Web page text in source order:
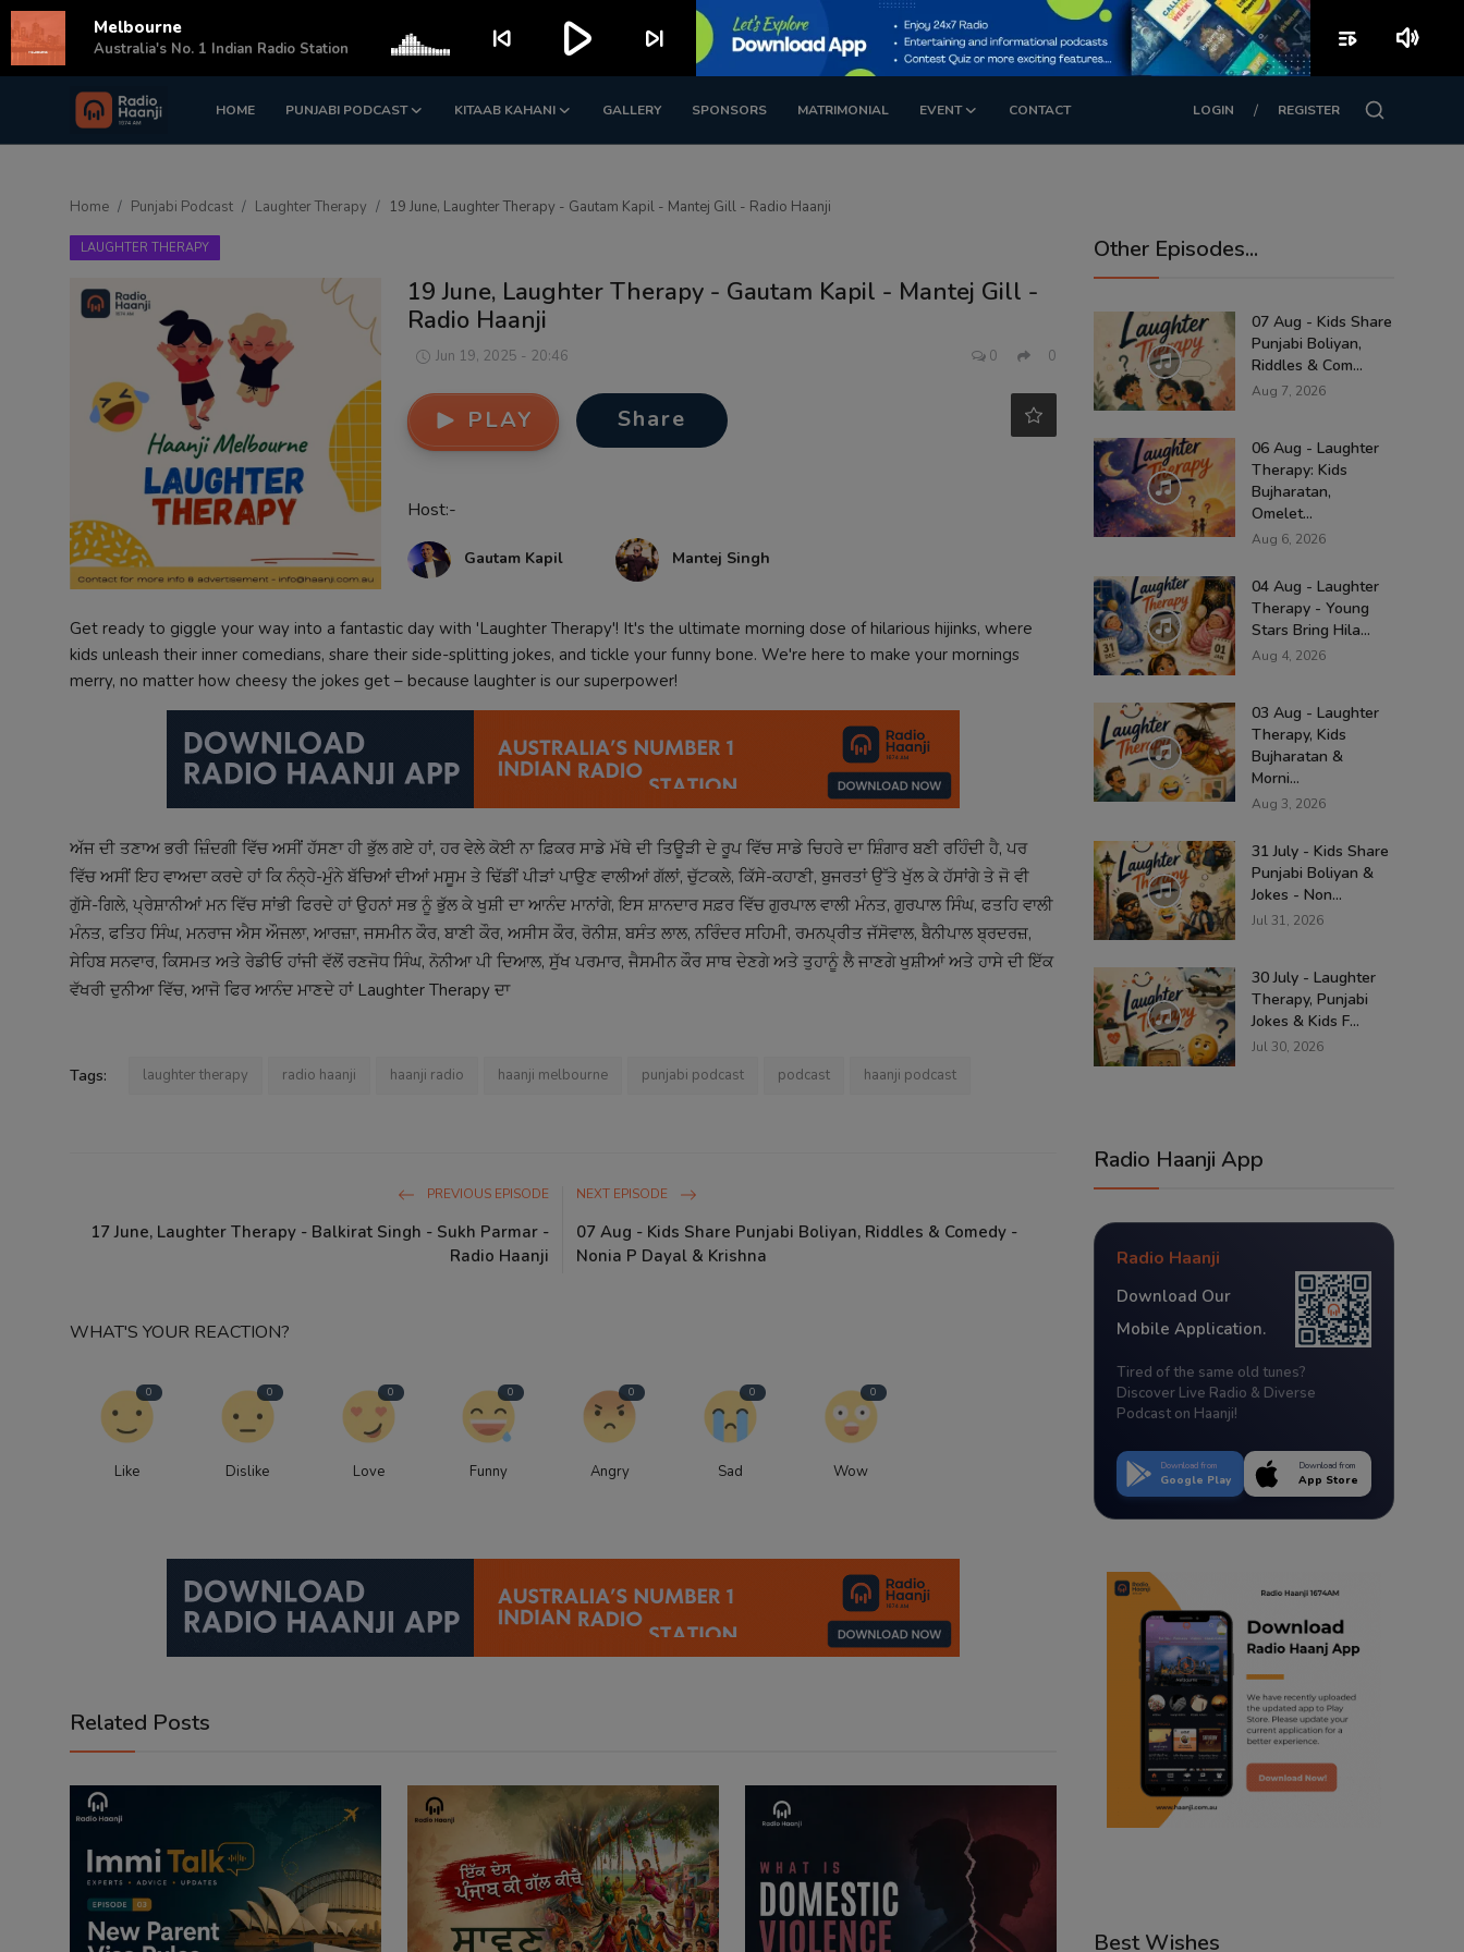
HOME PUNJABI PODCAST KITAAB KAHANI GALLERY SPONSORS MATRIMONIAL EVENT CONTACT LOGIN / REGISTER
Login Register
Punjabi Podcast
Matrimonial
Contact
Home Punjabi Podcast Laughter Therapy 19 June, Laughter Therapy - Gautam Kapil - Mantej Gill - Radio Haanji
LAUGHTER THERAPY
19 June, Laughter Therapy - Gautam Kapil - Mantej Gill -
Radio Haanji
Jun 19, 2025 - 20:46 0 0
PLAY Share
Host:-
Gautam Kapil Mantej Singh
Get ready to giggle your way into a fantastic day with 'Laughter Therapy'! It's the ultimate morning dose of hilarious hijinks, where
kids unleash their inner comedians, share their side-splitting jokes, and tickle your funny bone. We're here to make your mornings
merry, no matter how cheesy the jokes get – because laughter is our superpower!
ਅੱਜ ਦੀ ਤਣਾਅ ਭਰੀ ਜ਼ਿੰਦਗੀ ਵਿੱਚ ਅਸੀਂ ਹੱਸਣਾ ਹੀ ਭੁੱਲ ਗਏ ਹਾਂ, ਹਰ ਵੇਲੇ ਕੋਈ ਨਾ ਫ਼ਿਕਰ ਸਾਡੇ ਮੱਥੇ ਦੀ ਤਿਊੜੀ ਦੇ ਰੂਪ ਵਿੱਚ ਸਾਡੇ ਚਿਹਰੇ ਦਾ ਸ਼ਿੰਗਾਰ ਬਣੀ ਰਹਿੰਦੀ ਹੈ, ਪਰ
ਵਿੱਚ ਅਸੀਂ ਇਹ ਵਾਅਦਾ ਕਰਦੇ ਹਾਂ ਕਿ ਨੰਨ੍ਹੇ-ਮੁੰਨੇ ਬੱਚਿਆਂ ਦੀਆਂ ਮਸੂਮ ਤੇ ਢਿੱਡੀਂ ਪੀੜਾਂ ਪਾਉਣ ਵਾਲੀਆਂ ਗੱਲਾਂ, ਚੁੱਟਕਲੇ, ਕਿੱਸੇ-ਕਹਾਣੀ, ਬੁਜਰਤਾਂ ਉੱਤੇ ਖੁੱਲ ਕੇ ਹੱਸਾਂਗੇ ਤੇ ਜੋ ਵੀ
ਗੁੱਸੇ-ਗਿਲੇ, ਪ੍ਰੇਸ਼ਾਨੀਆਂ ਮਨ ਵਿੱਚ ਸਾਂਭੀ ਫਿਰਦੇ ਹਾਂ ਉਹਨਾਂ ਸਭ ਨੂੰ ਭੁੱਲ ਕੇ ਖੁਸ਼ੀ ਦਾ ਆਨੰਦ ਮਾਨਾਂਗੇ, ਇਸ ਸ਼ਾਨਦਾਰ ਸਫ਼ਰ ਵਿੱਚ ਗੁਰਪਾਲ ਵਾਲੀ ਮੰਨਤ, ਗੁਰਪਾਲ ਸਿੰਘ, ਫਤਹਿ ਵਾਲੀ
ਮੰਨਤ, ਫਤਿਹ ਸਿੰਘ, ਮਨਰਾਜ ਐਸ ਔਜਲਾ, ਆਰਜ਼ਾ, ਜਸਮੀਨ ਕੌਰ, ਬਾਣੀ ਕੌਰ, ਅਸੀਸ ਕੌਰ, ਰੋਨੀਸ਼, ਬਸੰਤ ਲਾਲ, ਨਰਿੰਦਰ ਸਹਿਮੀ, ਰਮਨਪ੍ਰੀਤ ਜੱਸੋਵਾਲ, ਬੈਨੀਪਾਲ ਬ੍ਰਦਰਜ਼,
ਸੇਹਿਬ ਸਨਵਾਰ, ਕਿਸਮਤ ਅਤੇ ਰੇਡੀਓ ਹਾਂਜੀ ਵੱਲੋਂ ਰਣਜੋਧ ਸਿੰਘ, ਨੋਨੀਆ ਪੀ ਦਿਆਲ, ਸੁੱਖ ਪਰਮਾਰ, ਜੈਸਮੀਨ ਕੌਰ ਸਾਥ ਦੇਣਗੇ ਅਤੇ ਤੁਹਾਨੂੰ ਲੈ ਜਾਣਗੇ ਖੁਸ਼ੀਆਂ ਅਤੇ ਹਾਸੇ ਦੀ ਇੱਕ
ਵੱਖਰੀ ਦੁਨੀਆ ਵਿੱਚ, ਆਜੋ ਫਿਰ ਆਨੰਦ ਮਾਣਦੇ ਹਾਂ Laughter Therapy ਦਾ
Tags: laughter therapy radio haanji haanji radio haanji melbourne punjabi podcast podcast haanji podcast
PREVIOUS EPISODE
17 June, Laughter Therapy - Balkirat Singh - Sukh Parmar -
Radio Haanji
NEXT EPISODE
07 Aug - Kids Share Punjabi Boliyan, Riddles & Comedy -
Nonia P Dayal & Krishna
WHAT'S YOUR REACTION?
0
Like
0
Dislike
0
Love
0
Funny
0
Angry
0
Sad
0
Wow
Related Posts
Other Episodes...
07 Aug - Kids Share
Punjabi Boliyan,
Riddles & Com...
Aug 7, 2026
06 Aug - Laughter
Therapy: Kids
Bujharatan,
Omelet...
Aug 6, 2026
04 Aug - Laughter
Therapy - Young
Stars Bring Hila...
Aug 4, 2026
03 Aug - Laughter
Therapy, Kids
Bujharatan &
Morni...
Aug 3, 2026
31 July - Kids Share
Punjabi Boliyan &
Jokes - Non...
Jul 31, 2026
30 July - Laughter
Therapy, Punjabi
Jokes & Kids F...
Jul 30, 2026
Radio Haanji App
Radio Haanji
Download Our
Mobile Application.
Tired of the same old tunes?
Discover Live Radio & Diverse
Podcast on Haanji!
Download from
Google Play
Download from
App Store
Best Wishes
Melbourne
Australia's No. 1 Indian Radio Station skip_previous play_arrow skip_next playlist_play volume_up